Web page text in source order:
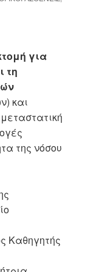
για
τη
και
της νόσου
Καθηγητής